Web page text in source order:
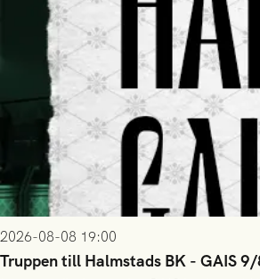
2026-08-08 19:00
Truppen till Halmstads BK - GAIS